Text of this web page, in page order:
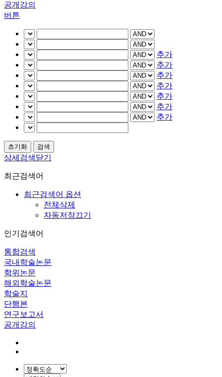
공개강의
버튼
추가
추가
추가
추가
추가
추가
추가
상세검색닫기
최근검색어
최근검색어 옵션
전체삭제
자동저장끄기
인기검색어
통합검색
국내학술논문
학위논문
해외학술논문
학술지
단행본
연구보고서
공개강의